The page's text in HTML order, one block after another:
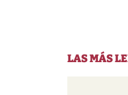
LAS MÁS